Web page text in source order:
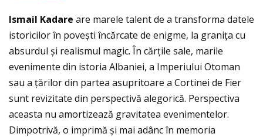
Ismail Kadare are marele talent de a transforma datele
istoricilor în povești încărcate de enigme, la graniţa cu
absurdul și realismul magic. În cărţile sale, marile
evenimente din istoria Albaniei, a Imperiului Otoman
sau a ţărilor din partea asupritoare a Cortinei de Fier
sunt revizitate din perspectivă alegorică. Perspectiva
aceasta nu amortizează gravitatea evenimentelor.
Dimpotrivă, o imprimă și mai adânc în memoria